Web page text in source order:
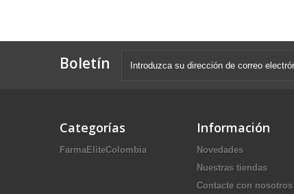
Boletín
Categorías
FarmaEliteColombia
Información
Novedades
Nuestras tiendas
Contacte con nosotros